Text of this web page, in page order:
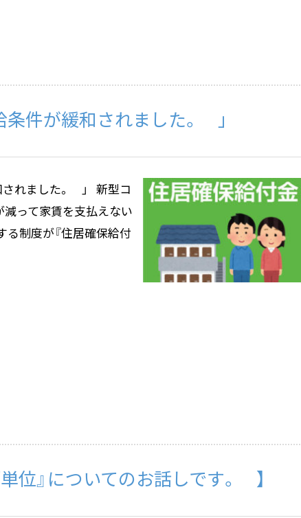
件が緩和されました。 」
れました。 」 新型コ
減って家賃を支払えない
る制度が『住居確保給付
位』についてのお話しです。 】